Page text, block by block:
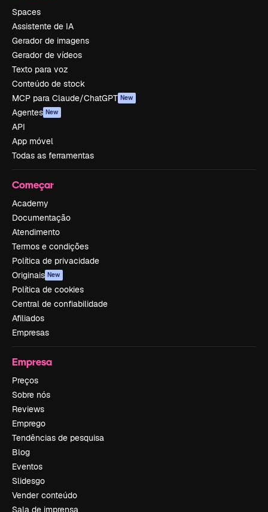
Spaces
Assistente de IA
Gerador de imagens
Gerador de vídeos
Texto para voz
Conteúdo de stock
MCP para Claude/ChatGPT New
Agentes New
API
App móvel
Todas as ferramentas
Começar
Academy
Documentação
Atendimento
Termos e condições
Política de privacidade
Originais New
Política de cookies
Central de confiabilidade
Afiliados
Empresas
Empresa
Preços
Sobre nós
Reviews
Emprego
Tendências de pesquisa
Blog
Eventos
Slidesgo
Vender conteúdo
Sala de imprensa